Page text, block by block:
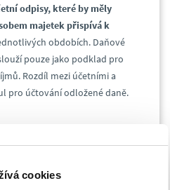
cookies
odpisy, které by měly
majetek přispívá k
obdobích. Daňové
pouze jako podklad pro
Rozdíl mezi účetními a
pro účtování odložené daně.
závazků nebo nákladů